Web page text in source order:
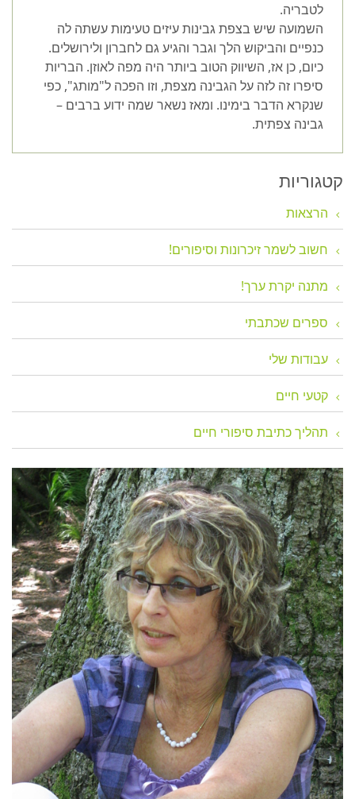
לטבריה.
השמועה שיש בצפת גבינות עיזים טעימות עשתה לה
כנפיים והביקוש הלך וגבר והגיע גם לחברון ולירושלים.
כיום, כן אז, השיווק הטוב ביותר היה מפה לאוזן. הבריות
סיפרו זה לזה על הגבינה מצפת, וזו הפכה ל"מותג", כפי
שנקרא הדבר בימינו. ומאז נשאר שמה ידוע ברבים –
גבינה צפתית.
קטגוריות
הרצאות
חשוב לשמר זיכרונות וסיפורים!
מתנה יקרת ערך!
ספרים שכתבתי
עבודות שלי
קטעי חיים
תהליך כתיבת סיפורי חיים